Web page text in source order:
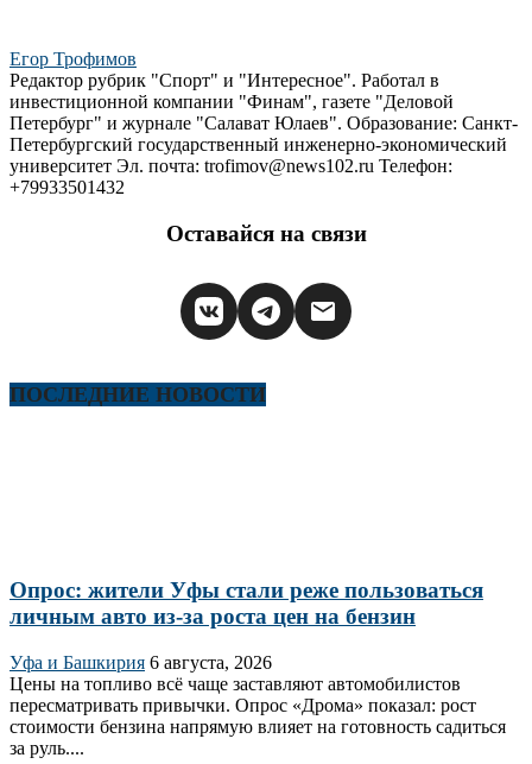
Егор Трофимов
Редактор рубрик "Спорт" и "Интересное". Работал в
инвестиционной компании "Финам", газете "Деловой
Петербург" и журнале "Салават Юлаев". Образование: Санкт-
Петербургский государственный инженерно-экономический
университет Эл. почта: trofimov@news102.ru Телефон:
+79933501432
Оставайся на связи
ПОСЛЕДНИЕ НОВОСТИ
Опрос: жители Уфы стали реже пользоваться
личным авто из-за роста цен на бензин
Уфа и Башкирия 6 августа, 2026
Цены на топливо всё чаще заставляют автомобилистов
пересматривать привычки. Опрос «Дрома» показал: рост
стоимости бензина напрямую влияет на готовность садиться
за руль....